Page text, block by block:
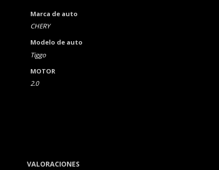
Marca de auto
CHERY
Modelo de auto
Tiggo
MOTOR
2.0
VALORACIONES